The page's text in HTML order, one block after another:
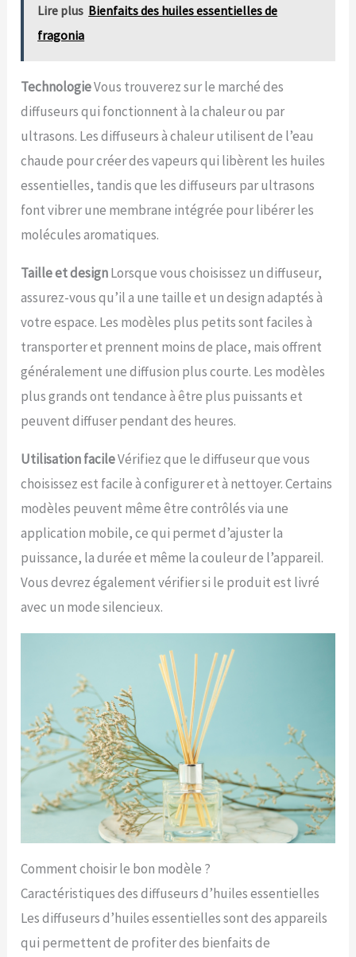
Lire plus Bienfaits des huiles essentielles de
fragonia
TechnologieVous trouverez sur le marché des
diffuseurs qui fonctionnent à la chaleur ou par
ultrasons. Les diffuseurs à chaleur utilisent de l’eau
chaude pour créer des vapeurs qui libèrent les huiles
essentielles, tandis que les diffuseurs par ultrasons
font vibrer une membrane intégrée pour libérer les
molécules aromatiques.
Taille et designLorsque vous choisissez un diffuseur,
assurez-vous qu’il a une taille et un design adaptés à
votre espace. Les modèles plus petits sont faciles à
transporter et prennent moins de place, mais offrent
généralement une diffusion plus courte. Les modèles
plus grands ont tendance à être plus puissants et
peuvent diffuser pendant des heures.
Utilisation facileVérifiez que le diffuseur que vous
choisissez est facile à configurer et à nettoyer. Certains
modèles peuvent même être contrôlés via une
application mobile, ce qui permet d’ajuster la
puissance, la durée et même la couleur de l’appareil.
Vous devrez également vérifier si le produit est livré
avec un mode silencieux.
Comment choisir le bon modèle ?
Caractéristiques des diffuseurs d’huiles essentielles
Les diffuseurs d’huiles essentielles sont des appareils
qui permettent de profiter des bienfaits de